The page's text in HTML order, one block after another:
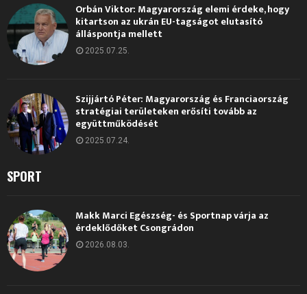
Orbán Viktor: Magyarország elemi érdeke, hogy
kitartson az ukrán EU-tagságot elutasító
álláspontja mellett
2025.07.25.
Szijjártó Péter: Magyarország és Franciaország
stratégiai területeken erősíti tovább az
együttműködését
2025.07.24.
SPORT
Makk Marci Egészség- és Sportnap várja az
érdeklődőket Csongrádon
2026.08.03.